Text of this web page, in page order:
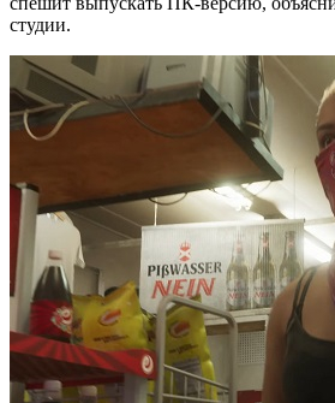
студии.